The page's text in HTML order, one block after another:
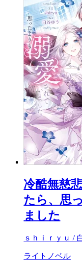
冷酷無慈
たら、思
ました
ｓｈｉｒｙｕ /
ライトノベル